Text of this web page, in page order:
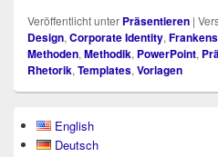
Veröffentlicht unter Präsentieren |
Design, Corporate Identity,
Methoden, Methodik, PowerPoint,
Rhetorik, Templates, Vorlagen
Seitenleisten-
Widgetbereich
English
Deutsch